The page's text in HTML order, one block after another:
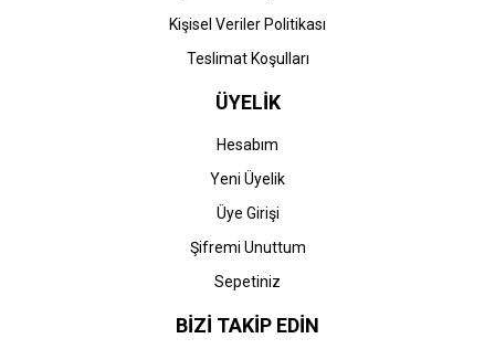
(PA4500) Orjinal Mavi
Kişisel Veriler Politikası
Teslimat Koşulları
ÜYELİK
Hesabım
Yeni Üyelik
Üye Girişi
Şifremi Unuttum
Sepetiniz
BİZİ TAKİP EDİN